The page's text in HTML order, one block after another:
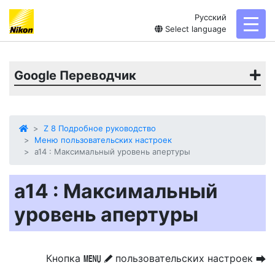
Русский
Select language
Google Переводчик
Z 8 Подробное руководство
Меню пользовательских настроек
a14 : Максимальный уровень апертуры
a14 : Максимальный
уровень апертуры
Кнопка G A пользовательских настроек U